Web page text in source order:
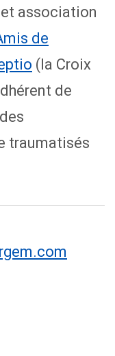
et association
de
(la Croix
de
traumatisés